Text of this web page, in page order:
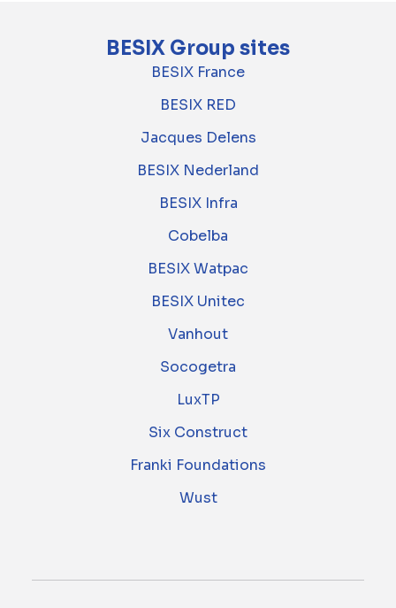
BESIX Group sites
BESIX France
BESIX RED
Jacques Delens
BESIX Nederland
BESIX Infra
Cobelba
BESIX Watpac
BESIX Unitec
Vanhout
Socogetra
LuxTP
Six Construct
Franki Foundations
Wust